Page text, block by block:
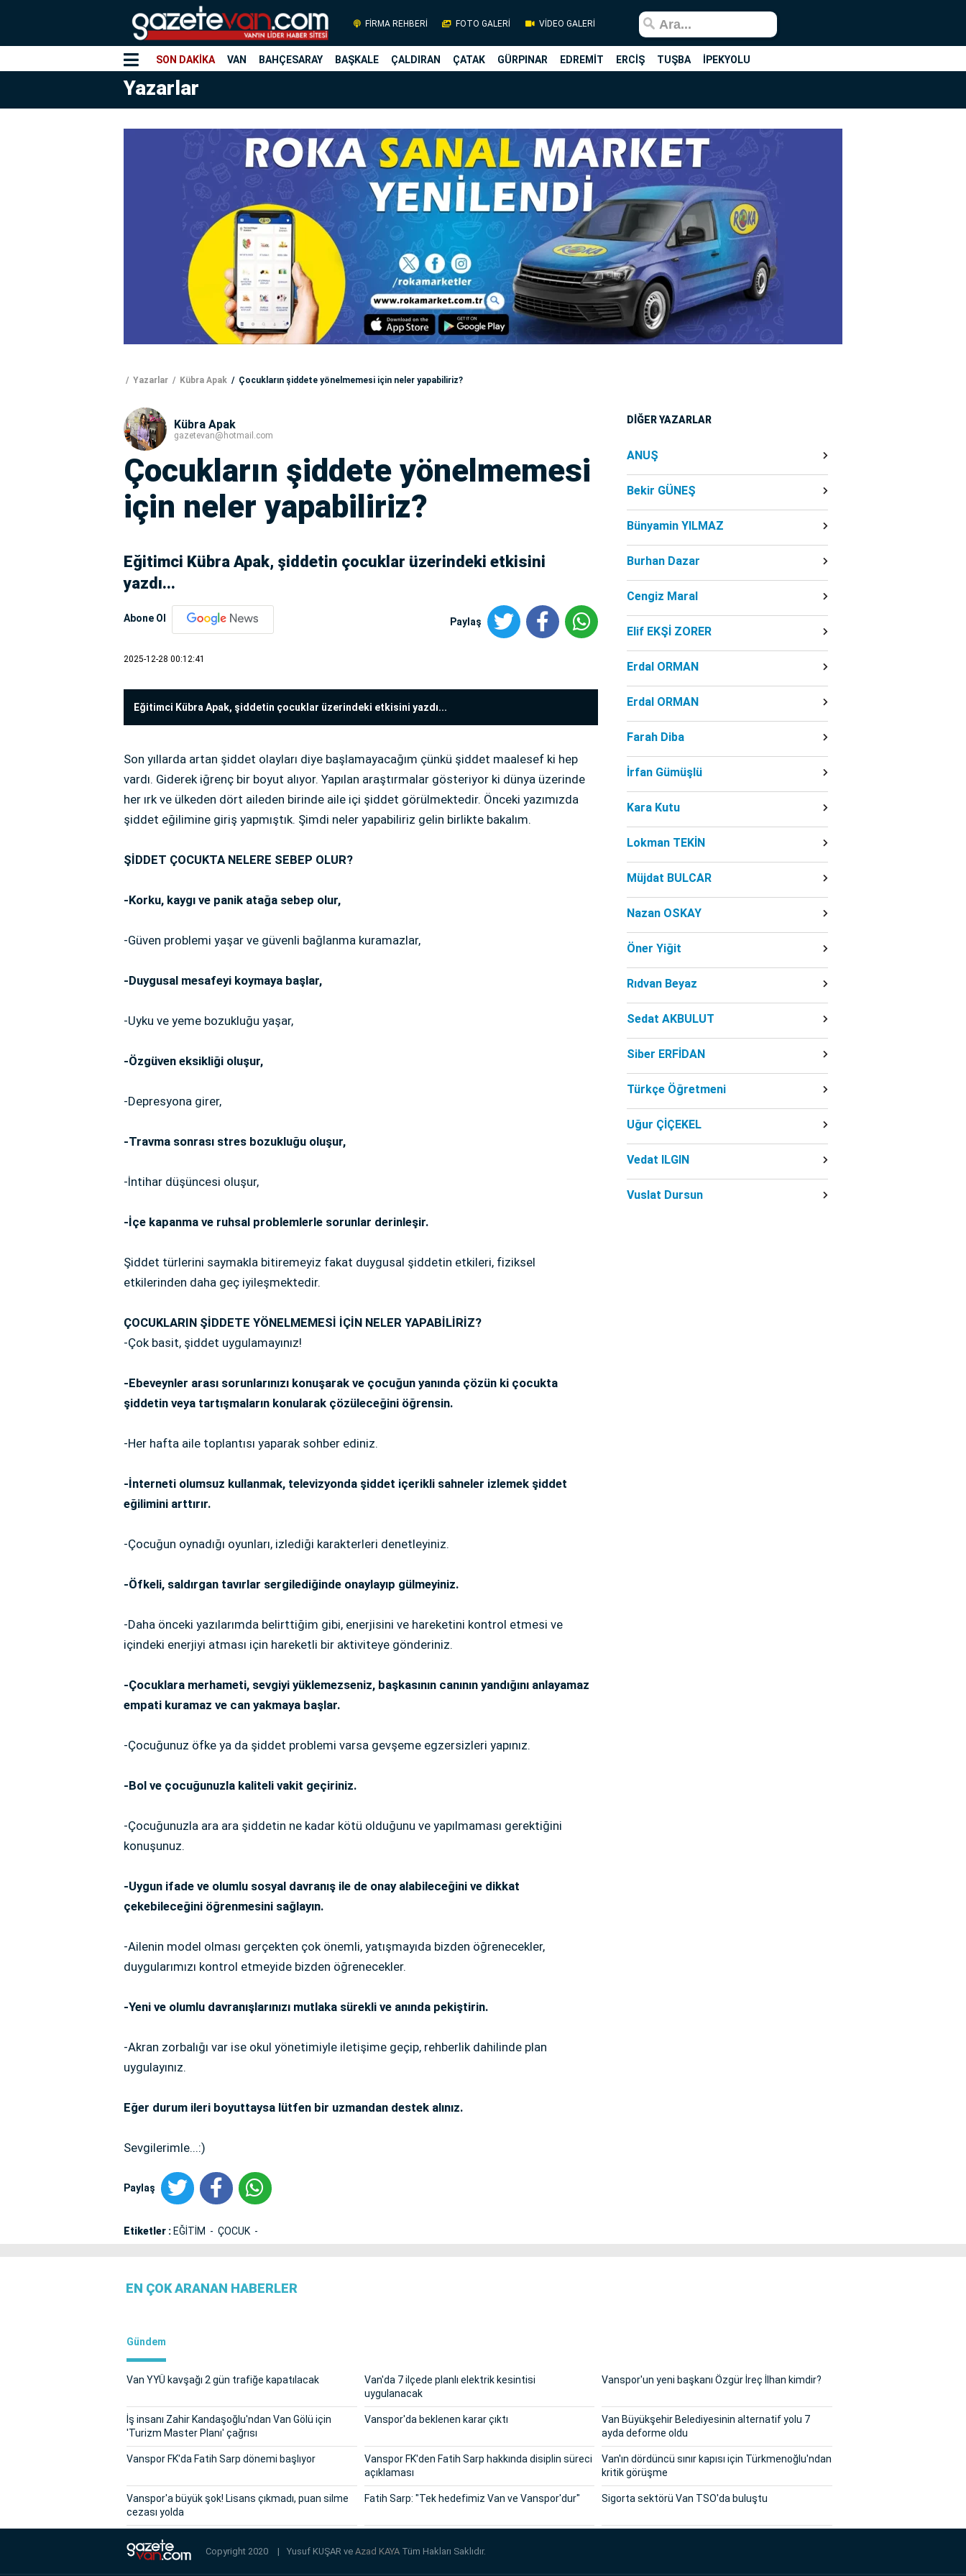
FİRMA REHBERİ FOTO GALERİ VİDEO GALERİ
SON DAKİKA VAN BAHÇESARAY BAŞKALE ÇALDIRAN ÇATAK GÜRPINAR EDREMİT ERCİŞ TUŞBA İPEKYOLU
Yazarlar
Yazarlar Kübra Apak Çocukların şiddete yönelmemesi için neler yapabiliriz?
Kübra Apak
gazetevan@hotmail.com
Çocukların şiddete yönelmemesi
için neler yapabiliriz?
Eğitimci Kübra Apak, şiddetin çocuklar üzerindeki etkisini
yazdı...
Abone Ol Paylaş
2025-12-28 00:12:41
Eğitimci Kübra Apak, şiddetin çocuklar üzerindeki etkisini yazdı...
Son yıllarda artan şiddet olayları diye başlamayacağım çünkü şiddet maalesef ki hep
vardı. Giderek iğrenç bir boyut alıyor. Yapılan araştırmalar gösteriyor ki dünya üzerinde
her ırk ve ülkeden dört aileden birinde aile içi şiddet görülmektedir. Önceki yazımızda
şiddet eğilimine giriş yapmıştık. Şimdi neler yapabiliriz gelin birlikte bakalım.
ŞİDDET ÇOCUKTA NELERE SEBEP OLUR?
-Korku, kaygı ve panik atağa sebep olur,
-Güven problemi yaşar ve güvenli bağlanma kuramazlar,
-Duygusal mesafeyi koymaya başlar,
-Uyku ve yeme bozukluğu yaşar,
-Özgüven eksikliği oluşur,
-Depresyona girer,
-Travma sonrası stres bozukluğu oluşur,
-İntihar düşüncesi oluşur,
-İçe kapanma ve ruhsal problemlerle sorunlar derinleşir.
Şiddet türlerini saymakla bitiremeyiz fakat duygusal şiddetin etkileri, fiziksel
etkilerinden daha geç iyileşmektedir.
ÇOCUKLARIN ŞİDDETE YÖNELMEMESİ İÇİN NELER YAPABİLİRİZ?
-Çok basit, şiddet uygulamayınız!
-Ebeveynler arası sorunlarınızı konuşarak ve çocuğun yanında çözün ki çocukta
şiddetin veya tartışmaların konularak çözüleceğini öğrensin.
-Her hafta aile toplantısı yaparak sohber ediniz.
-İnterneti olumsuz kullanmak, televizyonda şiddet içerikli sahneler izlemek şiddet
eğilimini arttırır.
-Çocuğun oynadığı oyunları, izlediği karakterleri denetleyiniz.
-Öfkeli, saldırgan tavırlar sergilediğinde onaylayıp gülmeyiniz.
-Daha önceki yazılarımda belirttiğim gibi, enerjisini ve hareketini kontrol etmesi ve
içindeki enerjiyi atması için hareketli bir aktiviteye gönderiniz.
-Çocuklara merhameti, sevgiyi yüklemezseniz, başkasının canının yandığını anlayamaz
empati kuramaz ve can yakmaya başlar.
-Çocuğunuz öfke ya da şiddet problemi varsa gevşeme egzersizleri yapınız.
-Bol ve çocuğunuzla kaliteli vakit geçiriniz.
-Çocuğunuzla ara ara şiddetin ne kadar kötü olduğunu ve yapılmaması gerektiğini
konuşunuz.
-Uygun ifade ve olumlu sosyal davranış ile de onay alabileceğini ve dikkat
çekebileceğini öğrenmesini sağlayın.
-Ailenin model olması gerçekten çok önemli, yatışmayıda bizden öğrenecekler,
duygularımızı kontrol etmeyide bizden öğrenecekler.
-Yeni ve olumlu davranışlarınızı mutlaka sürekli ve anında pekiştirin.
-Akran zorbalığı var ise okul yönetimiyle iletişime geçip, rehberlik dahilinde plan
uygulayınız.
Eğer durum ileri boyuttaysa lütfen bir uzmandan destek alınız.
Sevgilerimle...:)
Paylaş
Etiketler : EĞİTİM ÇOCUK
DİĞER YAZARLAR
ANUŞ
Bekir GÜNEŞ
Bünyamin YILMAZ
Burhan Dazar
Cengiz Maral
Elif EKŞİ ZORER
Erdal ORMAN
Erdal ORMAN
Farah Diba
İrfan Gümüşlü
Kara Kutu
Lokman TEKİN
Müjdat BULCAR
Nazan OSKAY
Öner Yiğit
Rıdvan Beyaz
Sedat AKBULUT
Siber ERFİDAN
Türkçe Öğretmeni
Uğur ÇİÇEKEL
Vedat ILGIN
Vuslat Dursun
EN ÇOK ARANAN HABERLER
Gündem
Van YYÜ kavşağı 2 gün trafiğe kapatılacak
Van'da 7 ilçede planlı elektrik kesintisi
uygulanacak
Vanspor'un yeni başkanı Özgür İreç İlhan kimdir?
İş insanı Zahir Kandaşoğlu'ndan Van Gölü için
'Turizm Master Planı' çağrısı
Vanspor'da beklenen karar çıktı
Van Büyükşehir Belediyesinin alternatif yolu 7
ayda deforme oldu
Vanspor FK'da Fatih Sarp dönemi başlıyor
Vanspor FK'den Fatih Sarp hakkında disiplin süreci
açıklaması
Van'ın dördüncü sınır kapısı için Türkmenoğlu'ndan
kritik görüşme
Vanspor'a büyük şok! Lisans çıkmadı, puan silme
cezası yolda
Fatih Sarp: "Tek hedefimiz Van ve Vanspor'dur" Sigorta sektörü Van TSO'da buluştu
Copyright 2020 | Yusuf KUŞAR veAzad KAYA Tüm Hakları Saklıdır.